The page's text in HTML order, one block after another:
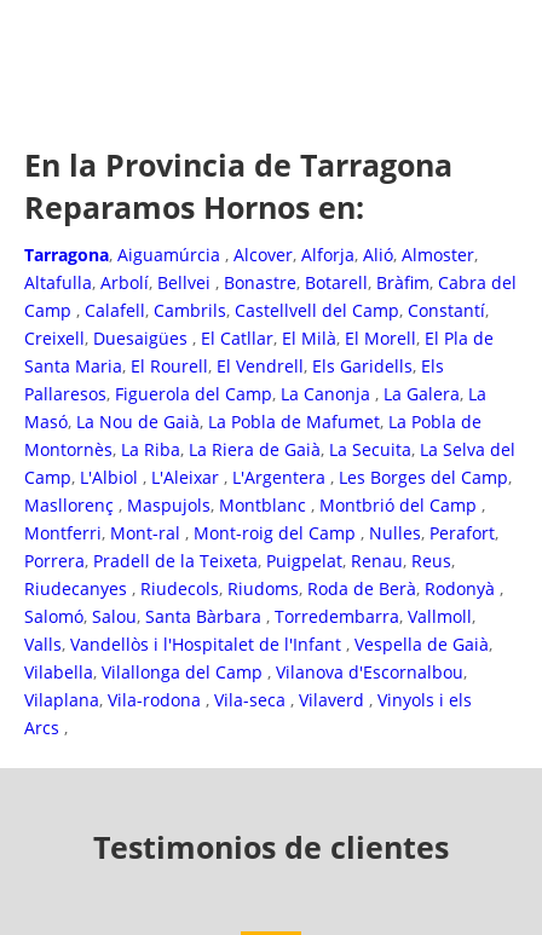
En la Provincia de Tarragona
Reparamos Hornos en:
Tarragona, Aiguamúrcia , Alcover, Alforja, Alió, Almoster,
Altafulla, Arbolí, Bellvei , Bonastre, Botarell, Bràfim, Cabra del
Camp , Calafell, Cambrils, Castellvell del Camp, Constantí,
Creixell, Duesaigües , El Catllar, El Milà, El Morell, El Pla de
Santa Maria, El Rourell, El Vendrell, Els Garidells, Els
Pallaresos, Figuerola del Camp, La Canonja , La Galera, La
Masó, La Nou de Gaià, La Pobla de Mafumet, La Pobla de
Montornès, La Riba, La Riera de Gaià, La Secuita, La Selva del
Camp, L'Albiol , L'Aleixar , L'Argentera , Les Borges del Camp,
Masllorenç , Maspujols, Montblanc , Montbrió del Camp ,
Montferri, Mont-ral , Mont-roig del Camp , Nulles, Perafort,
Porrera, Pradell de la Teixeta, Puigpelat, Renau, Reus,
Riudecanyes , Riudecols, Riudoms, Roda de Berà, Rodonyà ,
Salomó, Salou, Santa Bàrbara , Torredembarra, Vallmoll,
Valls, Vandellòs i l'Hospitalet de l'Infant , Vespella de Gaià,
Vilabella, Vilallonga del Camp , Vilanova d'Escornalbou,
Vilaplana, Vila-rodona , Vila-seca , Vilaverd , Vinyols i els
Arcs ,
Testimonios de clientes